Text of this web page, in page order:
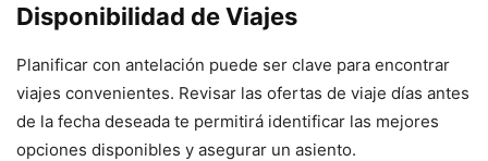
Disponibilidad de Viajes
Planificar con antelación puede ser clave para encontrar
viajes convenientes. Revisar las ofertas de viaje días antes
de la fecha deseada te permitirá identificar las mejores
opciones disponibles y asegurar un asiento.